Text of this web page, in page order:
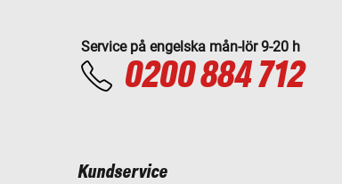
Service på engelska mån-lör 9-20 h
0200 884 712
Kundservice